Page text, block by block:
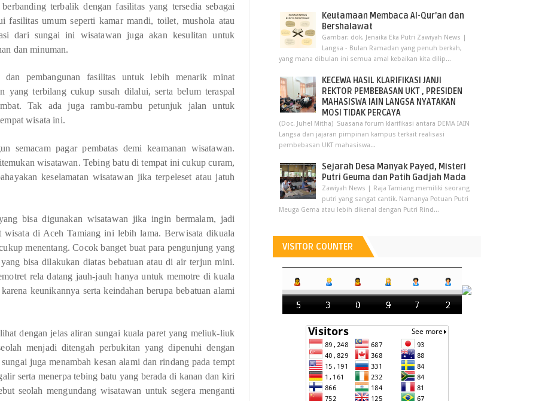
terbalik dengan fasilitas yang tersedia sebagai
fasilitas umum seperti kamar mandi, toilet, mushola atau
dari sungai ini wisatawan juga akan kesulitan untuk
dan minuman.
dan pembangunan fasilitas untuk lebih menarik minat
terbilang cukup susah dilalui, serta belum teraspal
Tak ada juga rambu-rambu petunjuk jalan untuk
wisata ini.
semacam pagar pembatas demi keamanan wisatawan.
wisatawan. Tebing batu di tempat ini cukup curam,
keselamatan wisatawan jika terpeleset atau jatuh
bisa digunakan wisatawan jika ingin bermalam, jadi
di Aceh Tamiang ini lebih lama. Berwisata dikuala
menentang. Cocok banget buat para pengunjung yang
bisa dilakukan diatas bebatuan atau di air terjun mini.
rela datang jauh-jauh hanya untuk memotre di kuala
keunikannya serta keindahan berupa bebatuan alami
dengan jelas aliran sungai kuala paret yang meliuk-liuk
menjadi ditengah perbukitan yang dipenuhi dengan
juga menambah kesan alami dan rindang pada tempt
serta menerpa tebing batu yang berada di kanan dan kiri
seolah mengundang wisatawan untuk segera menganti
Keutamaan Membaca Al-Qur'an dan
Bershalawat
Gambar: dok. Jenaika Eka Putri Zawiyah News |
Langsa - Bulan Ramadan yang penuh berkah,
yang mana dibulan ini semua amal kebaikan kita dilip...
KECEWA HASIL KLARIFIKASI JANJI
REKTOR PEMBEBASAN UKT , PRESIDEN
MAHASISWA IAIN LANGSA NYATAKAN
MOSI TIDAK PERCAYA
(Doc. Juhel Mitha) Suasana forum klarifikasi antara DEMA IAIN
Langsa dan jajaran pimpinan kampus terkait realisasi
pembebasan UKT mahasiswa...
Sejarah Desa Manyak Payed, Misteri
Putri Geuma dan Patih Gadjah Mada
Zawiyah News | Raja Tamiang memiliki seorang
putri yang sangat cantik. Namanya Potuan Putri
Meuga Gema atau lebih dikenal dengan Putri Rind...
VISITOR COUNTER